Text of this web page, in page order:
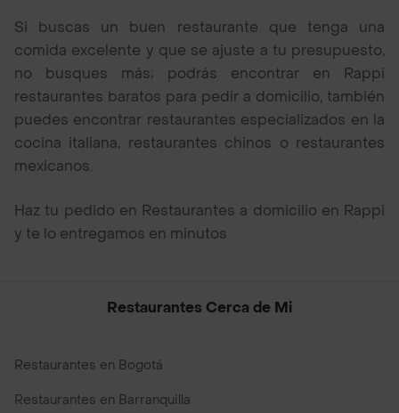
Si buscas un buen restaurante que tenga una
comida excelente y que se ajuste a tu presupuesto,
no busques más; podrás encontrar en Rappi
restaurantes baratos para pedir a domicilio, también
puedes encontrar restaurantes especializados en la
cocina italiana, restaurantes chinos o restaurantes
mexicanos.
Haz tu pedido en Restaurantes a domicilio en Rappi
y te lo entregamos en minutos
Restaurantes Cerca de Mi
Restaurantes en Bogotá
Restaurantes en Barranquilla